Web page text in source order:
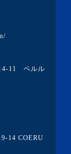
4-11 ペルル
14 COERU